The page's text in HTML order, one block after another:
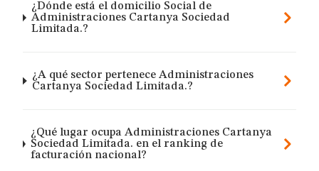
¿Dónde está el domicilio Social de
Administraciones Cartanya Sociedad
Limitada.?
¿A qué sector pertenece Administraciones
Cartanya Sociedad Limitada.?
¿Qué lugar ocupa Administraciones Cartanya
Sociedad Limitada. en el ranking de
facturación nacional?